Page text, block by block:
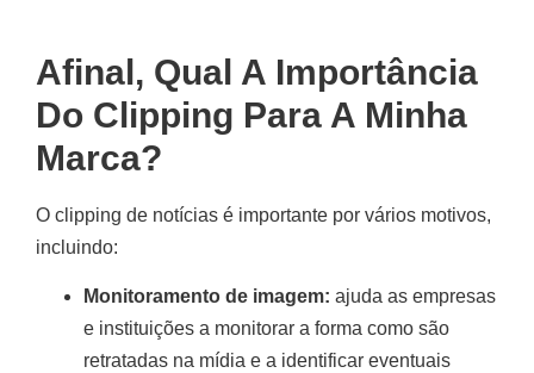
Afinal, Qual A Importância
Do Clipping Para A Minha
Marca?
O clipping de notícias é importante por vários motivos,
incluindo:
Monitoramento de imagem: ajuda as empresas
e instituições a monitorar a forma como são
retratadas na mídia e a identificar eventuais